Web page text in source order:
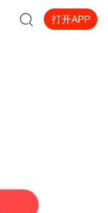
打开APP